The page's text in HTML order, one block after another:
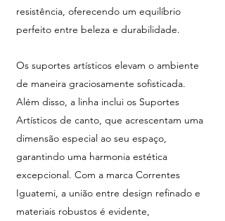
resistência, oferecendo um equilíbrio
perfeito entre beleza e durabilidade.
Os suportes artísticos elevam o ambiente
de maneira graciosamente sofisticada.
Além disso, a linha inclui os Suportes
Artísticos de canto, que acrescentam uma
dimensão especial ao seu espaço,
garantindo uma harmonia estética
excepcional. Com a marca Correntes
Iguatemi, a união entre design refinado e
materiais robustos é evidente,